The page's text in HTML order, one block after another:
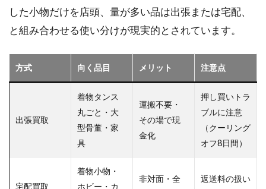
した小物だけを店頭、量が多い品は出張または宅配、
と組み合わせる使い分けが現実的とされています。
方式 向く品目 メリット 注意点
出張買取
着物タンス
丸ごと・大
型骨董・家
具
運搬不要・
その場で現
金化
押し買いトラ
ブルに注意
（クーリング
オフ8日間）
宅配買取
着物小物・
ホビー・カ
非対面・全
返送料の扱い